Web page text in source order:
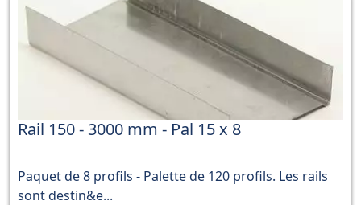
Rail 150 - 3000 mm - Pal 15 x 8
Paquet de 8 profils - Palette de 120 profils. Les rails
sont destin&e...